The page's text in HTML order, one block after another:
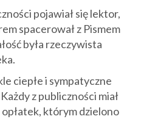
pojawiał się lektor,
spacerował z Pismem
była rzeczywista
ciepłe i sympatyczne
z publiczności miał
którym dzielono